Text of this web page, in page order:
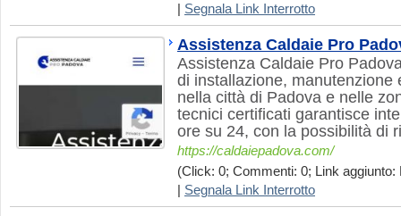
Segnala Link Interrotto
Assistenza Caldaie Pro
Assistenza Caldaie Pro
di installazione, manutenzione
nella città di Padova e nelle
tecnici certificati garantisce
ore su 24, con la possibilità di
https://caldaiepadova.com/
(Click: 0; Commenti: 0; Link aggiunto:
Segnala Link Interrotto